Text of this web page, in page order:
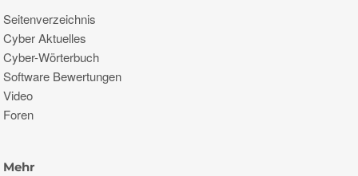
Seitenverzeichnis
Cyber ​​Aktuelles
Cyber-Wörterbuch
Software Bewertungen
Video
Foren
Mehr